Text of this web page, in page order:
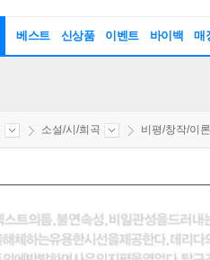
베스트 신상품 이벤트 바이백 매
소설/시/희곡 비평/창작/이론